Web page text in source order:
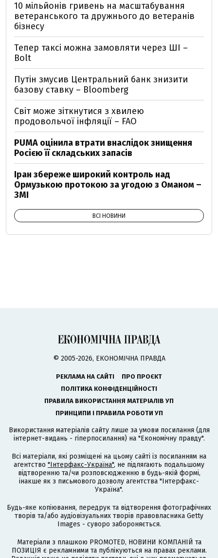
10 мільйонів гривень на масштабування
ветеранського та дружнього до ветеранів
бізнесу
Тепер таксі можна замовляти через ШІ –
Bolt
Путін змусив Центральний банк знизити
базову ставку – Bloomberg
Світ може зіткнутися з хвилею
продовольчої інфляції – FAO
PUMA оцінила втрати внаслідок знищення
Росією її складських запасів
Іран збереже широкий контроль над
Ормузькою протокою за угодою з Оманом –
ЗМІ
ВСІ НОВИНИ
© 2005-2026, ЕКОНОМІЧНА ПРАВДА
РЕКЛАМА НА САЙТІ
ПРО ПРОЄКТ
ПОЛІТИКА КОНФІДЕНЦІЙНОСТІ
ПРАВИЛА ВИКОРИСТАННЯ МАТЕРІАЛІВ УП
ПРИНЦИПИ І ПРАВИЛА РОБОТИ УП
Використання матеріалів сайту лише за умови посилання (для
інтернет-видань - гіперпосилання) на "Економічну правду".
Всі матеріали, які розміщені на цьому сайті із посиланням на
агентство "Інтерфакс-Україна", не підлягають подальшому
відтворенню та/чи розповсюдженню в будь-якій формі,
інакше як з письмового дозволу агентства "Інтерфакс-
Україна".
Будь-яке копіювання, передрук та відтворення фотографічних
творів та/або аудіовізуальних творів правовласника Getty
Images - суворо забороняється.
Матеріали з плашкою PROMOTED, НОВИНИ КОМПАНІЙ та
ПОЗИЦІЯ є рекламними та публікуються на правах реклами.